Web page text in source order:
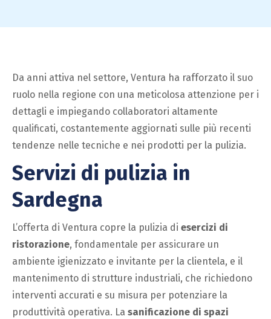
Da anni attiva nel settore, Ventura ha rafforzato il suo
ruolo nella regione con una meticolosa attenzione per i
dettagli e impiegando collaboratori altamente
qualificati, costantemente aggiornati sulle più recenti
tendenze nelle tecniche e nei prodotti per la pulizia.
Servizi di pulizia in
Sardegna
L’offerta di Ventura copre la pulizia di esercizi di
ristorazione, fondamentale per assicurare un
ambiente igienizzato e invitante per la clientela, e il
mantenimento di strutture industriali, che richiedono
interventi accurati e su misura per potenziare la
produttività operativa. La sanificazione di spazi